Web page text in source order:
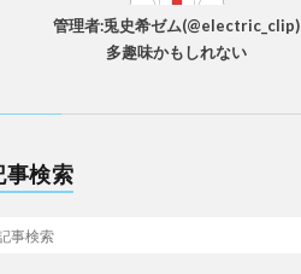
管理者:兎史希ゼム(@electric_clip)
多趣味かもしれない
事検索